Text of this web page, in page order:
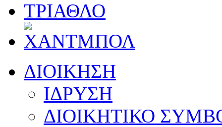
ΔΙΟΙΚΗΣΗ
ΙΔΡΥΣΗ
ΔΙΟΙΚΗΤΙΚΟ